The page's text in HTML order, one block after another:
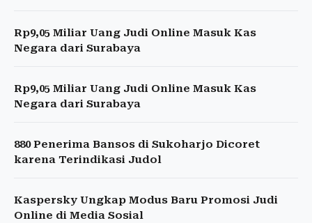
Rp9,05 Miliar Uang Judi Online Masuk Kas
Negara dari Surabaya
Rp9,05 Miliar Uang Judi Online Masuk Kas
Negara dari Surabaya
880 Penerima Bansos di Sukoharjo Dicoret
karena Terindikasi Judol
Kaspersky Ungkap Modus Baru Promosi Judi
Online di Media Sosial